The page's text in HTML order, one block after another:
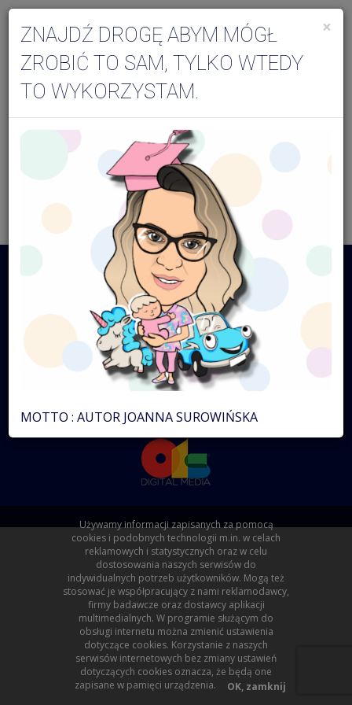
Aktualności dla specjalistów
Archiwum - kwiecień 2022
RODO
©2026 by 01s Digital Media sp. z o.o.x
×
ZNAJDŹ DROGĘ ABYM MÓGŁ
ZROBIĆ TO SAM, TYLKO WTEDY
TO WYKORZYSTAM.
MOTTO : AUTOR JOANNA SUROWIŃSKA
Używamy informacji zapisanych za pomocą
cookies i podobnych technologii m.in. w celach
reklamowych i statystycznych oraz w celu
dostosowania naszych serwisów do
indywidualnych potrzeb użytkowników. Mogą też
stosować je współpracujący z nami reklamodawcy,
firmy badawcze oraz dostawcy aplikacji
multimedialnych. W programie służącym do
obsługi internetu można zmienić ustawienia
dotyczące cookies. Korzystanie z naszych
serwisów internetowych bez zmiany ustawień
dotyczących cookies oznacza, że będą one
zapisane w pamięci urządzenia.
OK, zamknij